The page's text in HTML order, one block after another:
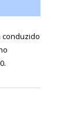
conduzido